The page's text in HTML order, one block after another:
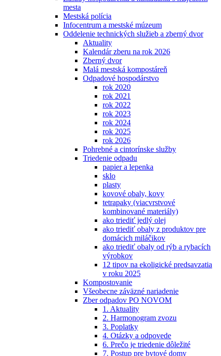
mesta
Mestská polícia
Infocentrum a mestské múzeum
Oddelenie technických služieb a zberný dvor
Aktuality
Kalendár zberu na rok 2026
Zberný dvor
Malá mestská kompostáreň
Odpadové hospodárstvo
rok 2020
rok 2021
rok 2022
rok 2023
rok 2024
rok 2025
rok 2026
Pohrebné a cintorínske služby
Triedenie odpadu
papier a lepenka
sklo
plasty
kovové obaly, kovy
tetrapaky (viacvrstvové
kombinované materiály)
ako triediť jedlý olej
ako triediť obaly z produktov pre
domácich miláčikov
ako triediť obaly od rýb a rybacích
výrobkov
12 tipov na ekoligické predsavzatia
v roku 2025
Kompostovanie
Všeobecne záväzné nariadenie
Zber odpadov PO NOVOM
1. Aktuality
2. Harmonogram zvozu
3. Poplatky
4. Otázky a odpovede
6. Prečo je triedenie dôležité
7. Postup pre bytové domy